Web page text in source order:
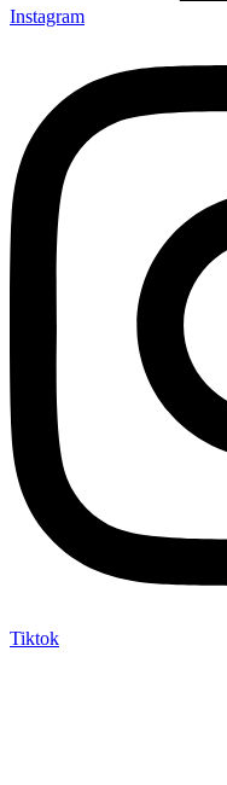
Instagram
Tiktok